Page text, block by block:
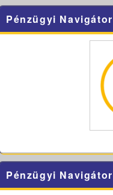
Pénzügyi
Pénzügyi Navigátor